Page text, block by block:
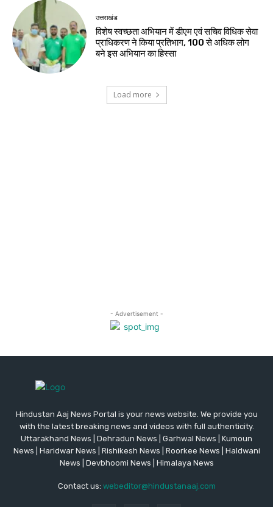
Hindustan Aaj News Portal is your news website. We provide you
with the latest breaking news and videos with full authenticity.
Uttarakhand News | Dehradun News | Garhwal News | Kumoun
News | Haridwar News | Rishikesh News | Roorkee News | Haldwani
News | Devbhoomi News | Himalaya News
Contact us: webeditor@hindustanaaj.com